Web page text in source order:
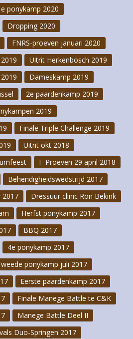
ponykamp 2020
Dropping 2020
FNRS-proeven januari 2020
Uitrit Herkenbosch 2019
Dameskamp 2019
2e paardenkamp 2019
2019
Finale Triple Challenge 2019
Uitrit okt 2018
F-Proeven 29 april 2018
Behendigheidswedstrijd 2017
2017
Dressuur clinic Ron Bekink
Herfst ponykamp 2017
BBQ 2017
4e ponykamp 2017
ponykamp juli 2017
Eerste paardenkamp 2017
Finale Manege Battle te C&K
Manege Battle Deel II
Duo-Springen 2017